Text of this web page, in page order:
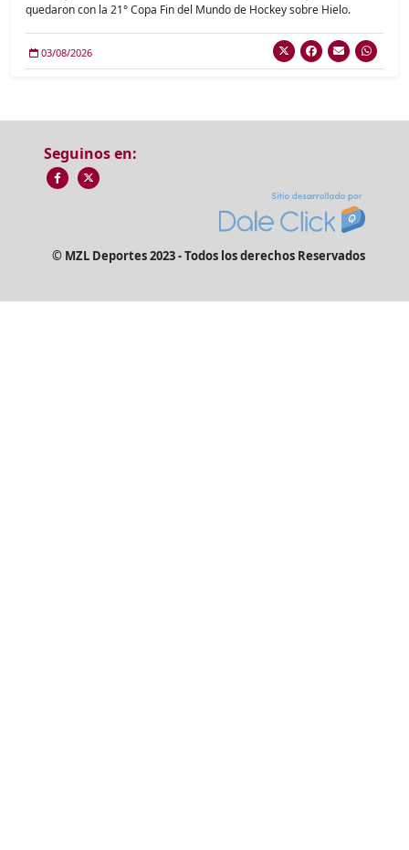
quedaron con la 21° Copa Fin del Mundo de Hockey sobre Hielo.
03/08/2026
Seguinos en:
© MZL Deportes 2023 - Todos los derechos Reservados